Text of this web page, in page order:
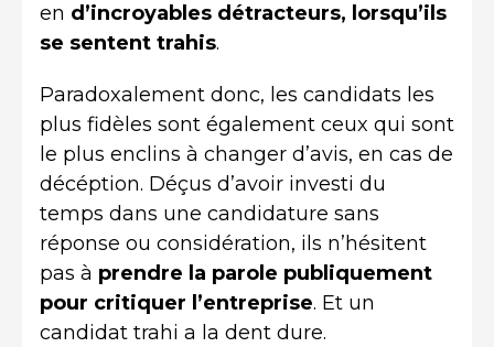
en d’incroyables détracteurs, lorsqu’ils
se sentent trahis.
Paradoxalement donc, les candidats les
plus fidèles sont également ceux qui sont
le plus enclins à changer d’avis, en cas de
décéption. Déçus d’avoir investi du
temps dans une candidature sans
réponse ou considération, ils n’hésitent
pas à prendre la parole publiquement
pour critiquer l’entreprise. Et un
candidat trahi a la dent dure.